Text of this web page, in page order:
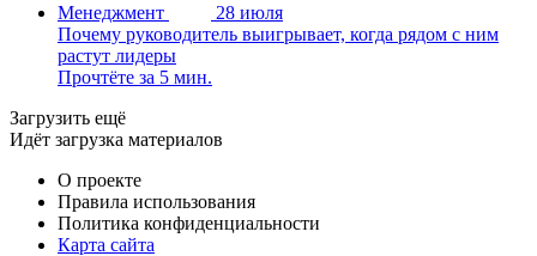
Менеджмент
28 июля
Почему руководитель выигрывает, когда рядом с ним
растут лидеры
Прочтёте за 5 мин.
Загрузить ещё
Идёт загрузка материалов
О проекте
Правила использования
Политика конфиденциальности
Карта сайта